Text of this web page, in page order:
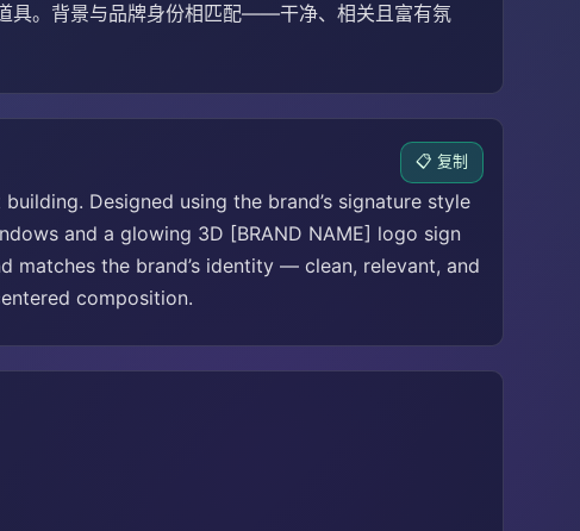
具。背景与品牌身份相匹配——干净、相关且富有氛
📋 复制
Designed using the brand’s signature style
and a glowing 3D [BRAND NAME] logo sign
matches the brand’s identity — clean, relevant, and
composition.